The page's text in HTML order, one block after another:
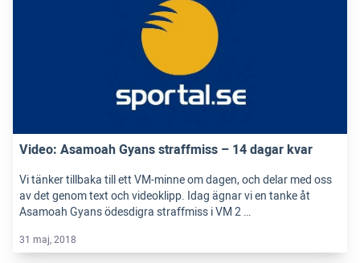
Video: Asamoah Gyans straffmiss – 14 dagar kvar
Vi tänker tillbaka till ett VM-minne om dagen, och delar med oss
av det genom text och videoklipp. Idag ägnar vi en tanke åt
Asamoah Gyans ödesdigra straffmiss i VM 2 …
31 maj, 2018